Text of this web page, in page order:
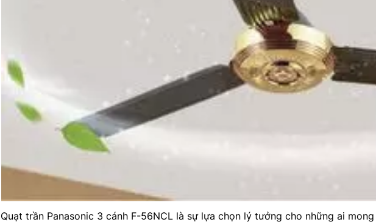
Quạt trần Panasonic 3 cánh F-56NCL là sự lựa chọn lý tưởng cho những ai